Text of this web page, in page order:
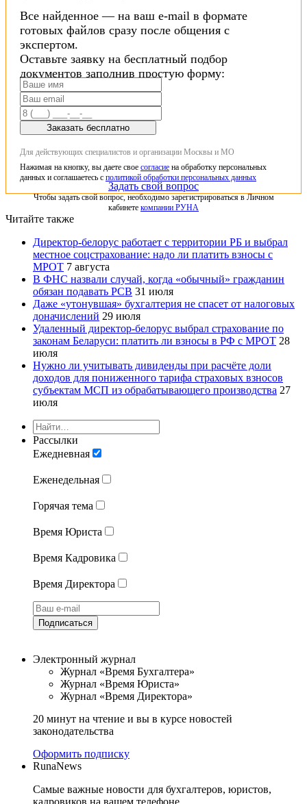
Все найденное — на ваш e-mail в формате
готовых файлов сразу после общения с
экспертом.
Оставьте заявку на бесплатный подбор
документов заполнив простую форму:
Заказать бесплатно
Для действующих специалистов и организации Москвы и МО
Нажимая на кнопку, вы даете свое согласие на обработку персональных
данных и соглашаетесь с политикой обработки персональных данных
Задать свой вопрос
Чтобы задать свой вопрос, необходимо зарегистрироваться в Личном
кабинете компании РУНА
Читайте также
Директор-белорус работает с территории РБ и выбрал
местное соцстрахование: надо ли платить взносы с
МРОТ 7 августа
В ФНС назвали случай, когда «обычный» гражданин
обязан подавать РСВ 31 июля
Даже «утонувшая» бухгалтерия не спасет от налоговых
доначислений 29 июля
Удаленный директор-белорус выбрал страхование по
законам Беларуси: платить ли взносы в РФ с МРОТ 28
июля
Нужно ли учитывать дивиденды при расчёте доли
доходов для пониженного тарифа страховых взносов
субъектам МСП из обрабатывающего производства 27
июля
Рассылки
Ежедневная
Еженедельная
Горячая тема
Время Юриста
Время Кадровика
Время Директора
Подписаться
Электронный журнал
Журнал «Время Бухгалтера»
Журнал «Время Юриста»
Журнал «Время Директора»
20 минут на чтение и вы в курсе новостей
законодательства
Оформить подписку
RunaNews
Самые важные новости для бухгалтеров, юристов,
кадровиков на вашем телефоне